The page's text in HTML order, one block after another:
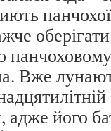
Вже
адже його